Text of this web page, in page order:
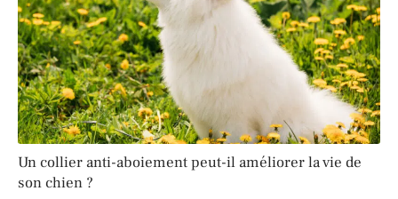
Un collier anti-aboiement peut-il améliorer la vie de
son chien ?